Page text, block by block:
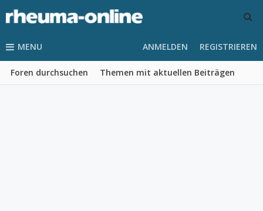
MENU
Foren durchsuchen Themen mit aktuellen Beiträgen
ANMELDEN REGISTRIEREN